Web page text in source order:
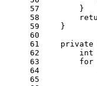
57
58
59
60
61
62
63
64
65
        }
    }
private
int
for